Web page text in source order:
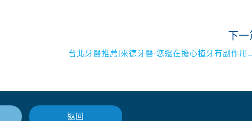
下一
台北牙醫推薦|來德牙醫-您還在擔心植牙有副作用嗎 掌握關鍵,降低後遺症
返回